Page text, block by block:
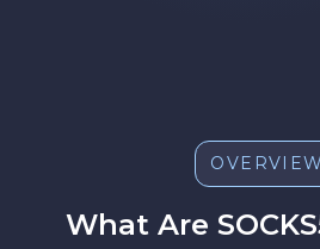
OVERVIEW
What Are